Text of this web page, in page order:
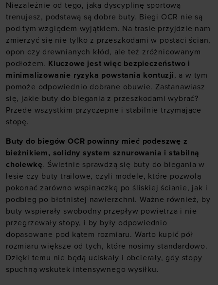
Niezależnie od tego, jaką dyscyplinę sportową
trenujesz, podstawą są dobre buty. Biegi OCR nie są
pod tym względem wyjątkiem. Na trasie przyjdzie nam
zmierzyć się nie tylko z przeszkodami w postaci ścian,
opon czy drewnianych kłód, ale też zróżnicowanym
podłożem. Kluczowe jest więc bezpieczeństwo i
minimalizowanie ryzyka powstania kontuzji, a w tym
pomoże odpowiednio dobrane obuwie. Zastanawiasz
się, jakie buty do biegania z przeszkodami wybrać?
Przede wszystkim przyczepne i stabilnie trzymające
stopę.
Buty do biegów OCR powinny mieć podeszwę z
bieżnikiem, solidny system sznurowania i stabilną
cholewkę. Świetnie sprawdzą się buty do biegania w
lesie czy buty trailowe, czyli modele, które pozwolą
pokonać zarówno wspinaczkę po śliskiej ścianie, jak i
podbieg po błotnistej nawierzchni. Ważne również, by
buty wspierały swobodny przepływ powietrza i nie
przegrzewały stopy, i by były odpowiednio
dopasowane pod kątem rozmiaru. Warto kupić pół
rozmiaru większe od tych, które nosimy standardowo.
Dzięki temu nie będą uciskały i obcierały, gdy stopy
spuchną wskutek intensywnego wysiłku.